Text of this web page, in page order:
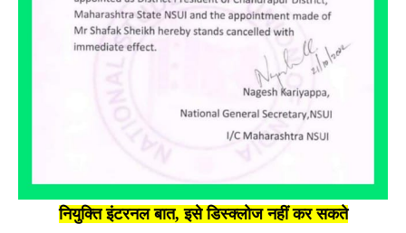
नियुक्ति इंटरनल बात, इसे डिस्क्लोज नहीं कर सकते